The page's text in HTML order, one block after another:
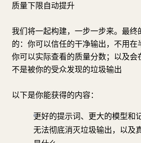
质量下限自动提升
我们将一起构建，一步一步来。最终
的：你可以信任的干净输出，不用在
你可以实际查看的质量分数；以及会
不是被你的受众发现的垃圾输出
以下是你能获得的内容：
更好的提示词、更大的模型和
无法彻底消灭垃圾输出，以及